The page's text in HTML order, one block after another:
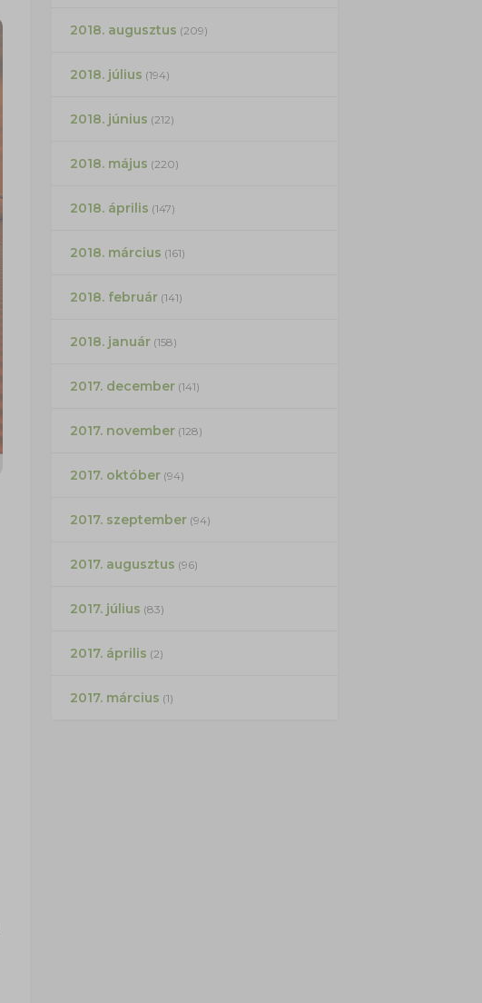
2018. augusztus (209)
2018. július (194)
2018. június (212)
2018. május (220)
2018. április (147)
2018. március (161)
2018. február(141)
2018. január(158)
2017. december(141)
2017. november(128)
2017. október(94)
2017. szeptember(94)
2017. augusztus (96)
2017. július (83)
2017. április (2)
2017. március (1)